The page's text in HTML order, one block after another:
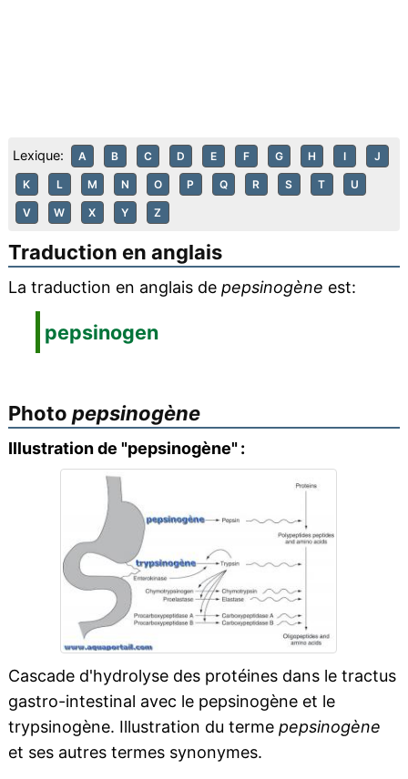
Lexique: A B C D E F G H I J
K L M N O P Q R S T U
V W X Y Z
Traduction en anglais
La traduction en anglais de pepsinogène est:
pepsinogen
Photo pepsinogène
Illustration de "pepsinogène" :
Cascade d'hydrolyse des protéines dans le tractus
gastro-intestinal avec le pepsinogène et le
trypsinogène. Illustration du terme pepsinogène
et ses autres termes synonymes.